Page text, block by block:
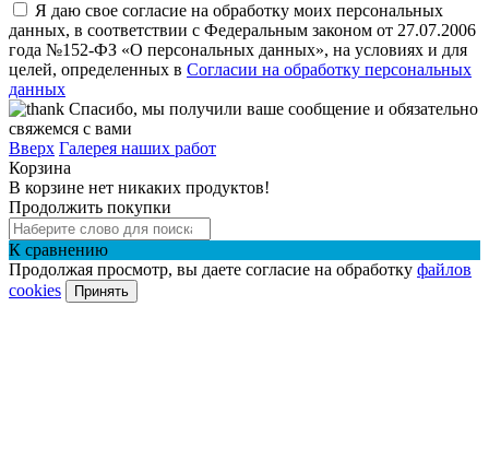
Я даю свое согласие на обработку моих персональных
данных, в соответствии с Федеральным законом от 27.07.2006
года №152-ФЗ «О персональных данных», на условиях и для
целей, определенных в Согласии на обработку персональных
данных
Спасибо, мы получили ваше сообщение и обязательно
свяжемся с вами
Вверх Галерея наших работ
Корзина
В корзине нет никаких продуктов!
Продолжить покупки
К сравнению
Продолжая просмотр, вы даете согласие на обработку файлов
cookies
Принять